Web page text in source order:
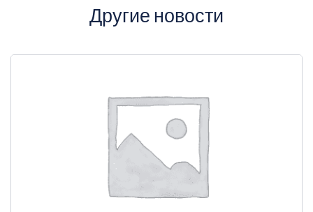
Другие новости